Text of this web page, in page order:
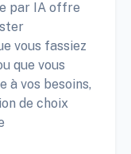
par IA offre
vous fassiez
que vous
à vos besoins,
de choix